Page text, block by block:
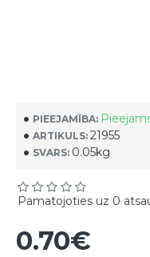
PIEEJAMĪBA:
ARTIKULS: 21955
SVARS: 0.05kg
Pamatojoties uz 0
0.70€